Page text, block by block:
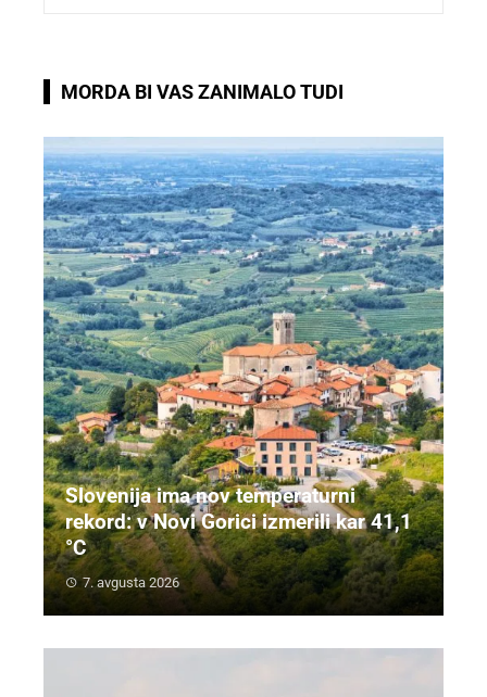
MORDA BI VAS ZANIMALO TUDI
Slovenija ima nov temperaturni
rekord: v Novi Gorici izmerili kar 41,1
°C
7. avgusta 2026